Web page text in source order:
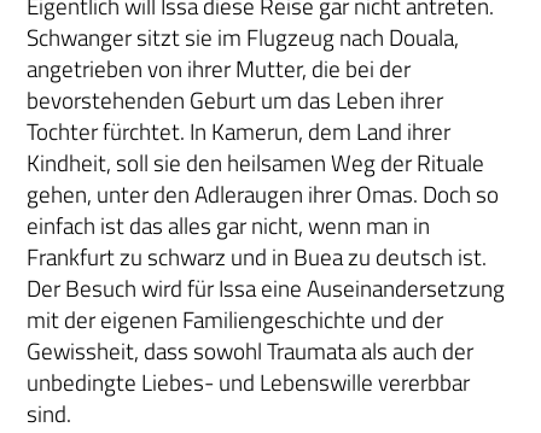
Schwanger sitzt sie im Flugzeug nach Douala,
angetrieben von ihrer Mutter, die bei der
bevorstehenden Geburt um das Leben ihrer
Tochter fürchtet. In Kamerun, dem Land ihrer
Kindheit, soll sie den heilsamen Weg der Rituale
gehen, unter den Adleraugen ihrer Omas. Doch so
einfach ist das alles gar nicht, wenn man in
Frankfurt zu schwarz und in Buea zu deutsch ist.
Der Besuch wird für Issa eine Auseinandersetzung
mit der eigenen Familiengeschichte und der
Gewissheit, dass sowohl Traumata als auch der
unbedingte Liebes- und Lebenswille vererbbar
sind.